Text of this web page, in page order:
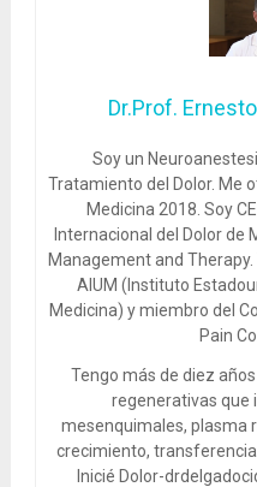
Dr.Prof.
Soy un
Tratamiento del Dolor. Me
Medicina 2018. Soy
Internacional del Dolor de
Management and
AIUM (Instituto
Medicina) y miembro del
Pain
Tengo más de diez
regenerativas que
mesenquimales, plasma
crecimiento,
Inicié Dolor-